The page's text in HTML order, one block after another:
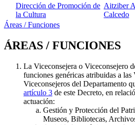
Dirección de Promoción de
la Cultura
Aitziber
Calcedo
Áreas / Funciones
ÁREAS / FUNCIONES
La Viceconsejera o Viceconsejero
funciones genéricas atribuidas a las
Viceconsejeros del Departamento
artículo 3 de este Decreto, en
actuación:
Gestión y Protección del
Museos, Bibliotecas,